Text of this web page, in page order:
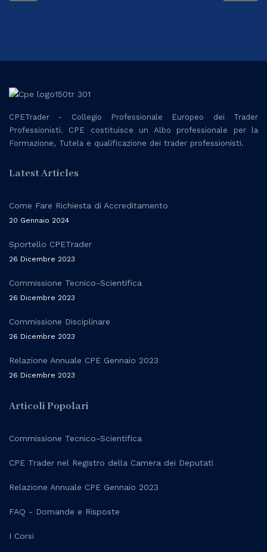
CPETrader - Collegio Professionale Europeo dei Trader
Professionisti. CPE costituisce un Albo professionale per la
Formazione, Tutela e qualificazione dei trader professionisti.
Latest Articles
Come Fare Richiesta di Accreditamento
20 Gennaio 2024
Sportello CPETrader
26 Dicembre 2023
Commissione Tecnico-Scientifica
26 Dicembre 2023
Commissione Disciplinare
26 Dicembre 2023
Relazione Annuale CPE Gennaio 2023
26 Dicembre 2023
Articoli Popolari
Commissione Tecnico-Scientifica
CPE Trader nel Registro della Camera dei Deputati
Relazione Annuale CPE Gennaio 2023
FAQ - Domande e Risposte
I Corsi